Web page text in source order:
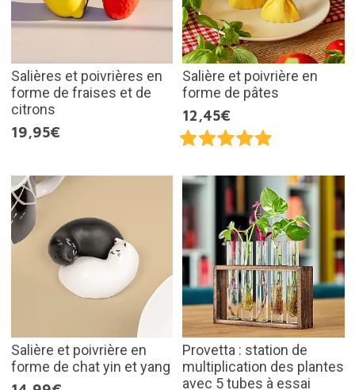
Salières et poivrières en
forme de fraises et de
citrons
19,95€
Salière et poivrière en
forme de pâtes
12,45€
Salière et poivrière en
forme de chat yin et yang
Provetta : station de
multiplication des plantes
avec 5 tubes à essai